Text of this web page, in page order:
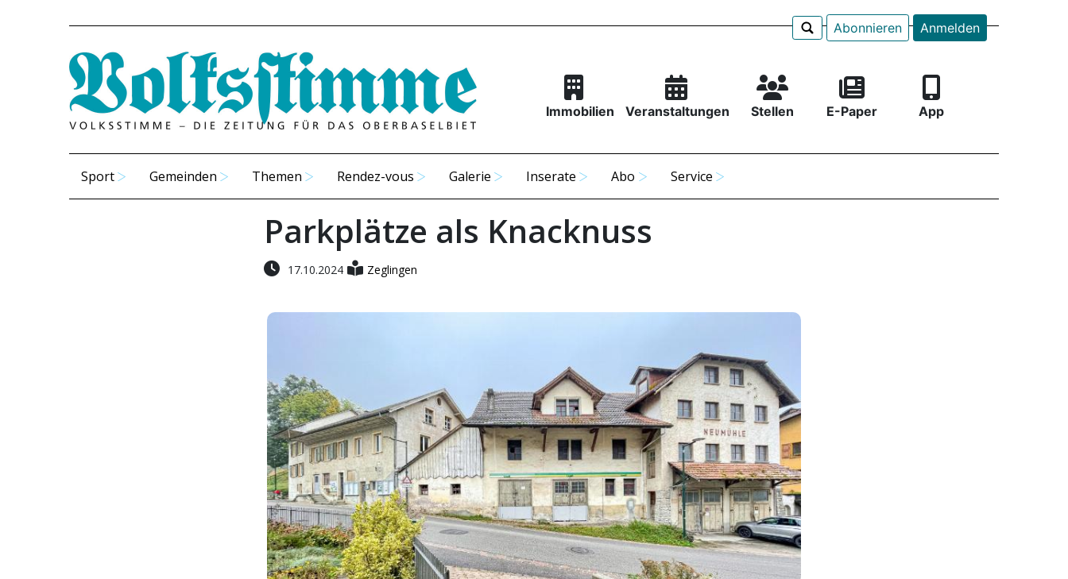
Abonnieren Anmelden
Immobilien Veranstaltungen Stellen E-Paper App
Sport Gemeinden Themen Rendez-vous Galerie Inserate Abo Service
Parkplätze als Knacknuss
17.10.2024 Zeglingen